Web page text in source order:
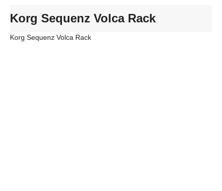
Korg Sequenz Volca Rack
Korg Sequenz Volca Rack